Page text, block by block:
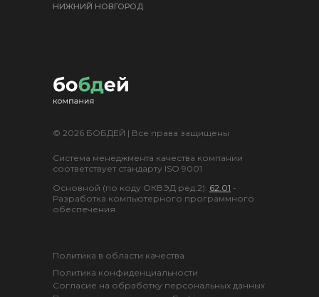
© 2026 БОБДЕЙ | Все права защищены
Основной (по коду ОКВЭД ред.2): 62.01 -
Разработка компьютерного программного
обеспечения
Система менеджмента качества компании
соответствует стандарту ISO 9001
НИЖНИЙ НОВГОРОД
Политика в области качества
Политика конфиденциальности
Согласие на обработку персональных данных